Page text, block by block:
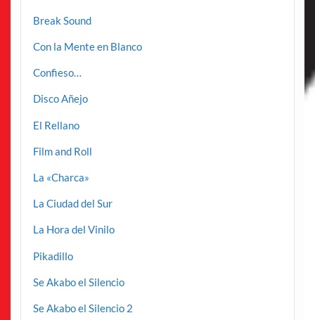
Break Sound
Con la Mente en Blanco
Confieso…
Disco Añejo
El Rellano
Film and Roll
La «Charca»
La Ciudad del Sur
La Hora del Vinilo
Pikadillo
Se Akabo el Silencio
Se Akabo el Silencio 2